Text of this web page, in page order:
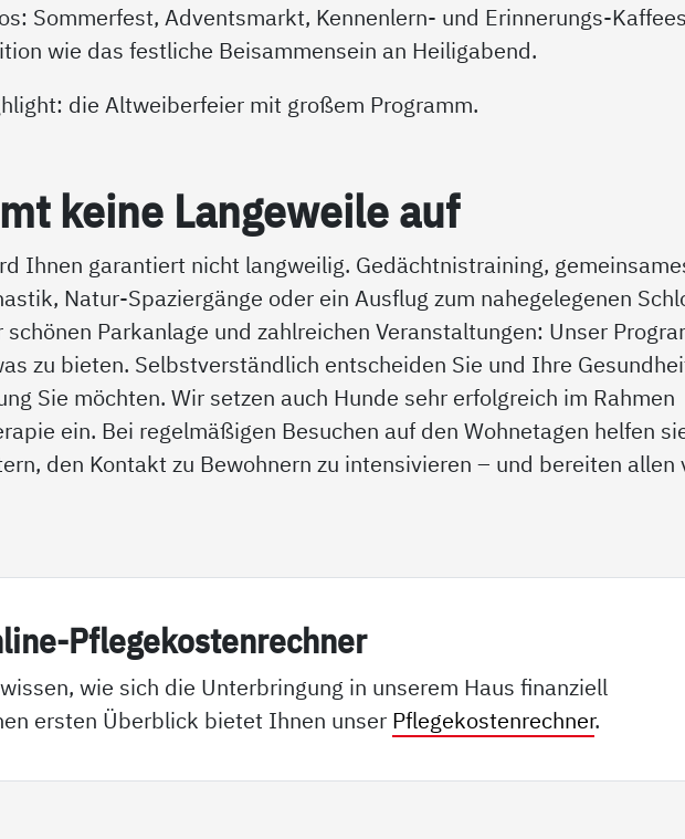
Sommerfest, Adventsmarkt, Kennenlern- und Erinnerungs-Kaffees
wie das festliche Beisammensein an Heiligabend.
die Altweiberfeier mit großem Programm.
kei­ne Lan­ge­wei­le auf
Ihnen garantiert nicht langweilig. Gedächtnistraining,
Natur-Spaziergänge oder ein Ausflug zum nahegelegenen
Parkanlage und zahlreichen Veranstaltungen: Unser
zu bieten. Selbstverständlich entscheiden Sie und Ihre
Sie möchten. Wir setzen auch Hunde sehr erfolgreich im Rahmen
ein. Bei regelmäßigen Besuchen auf den Wohnetagen helfen
den Kontakt zu Bewohnern zu intensivieren – und bereiten allen
Pf­le­ge­kos­ten­rech­ner
wie sich die Unterbringung in unserem Haus finanziell
ersten Überblick bietet Ihnen unser Pflegekostenrechner.